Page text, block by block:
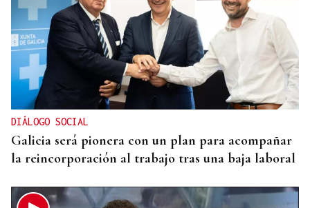
DIÁLOGO SOCIAL
Galicia será pionera con un plan para acompañar
la reincorporación al trabajo tras una baja laboral